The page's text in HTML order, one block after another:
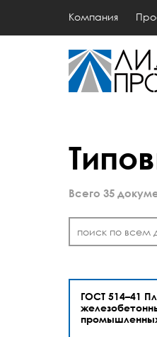
Компания
Всего 35
ГОСТ 514–41